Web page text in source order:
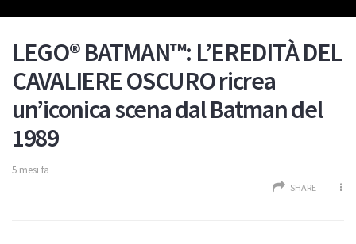
LEGO® BATMAN™: L’EREDITÀ DEL
CAVALIERE OSCURO ricrea
un’iconica scena dal Batman del
1989
5 mesi fa
SHARE